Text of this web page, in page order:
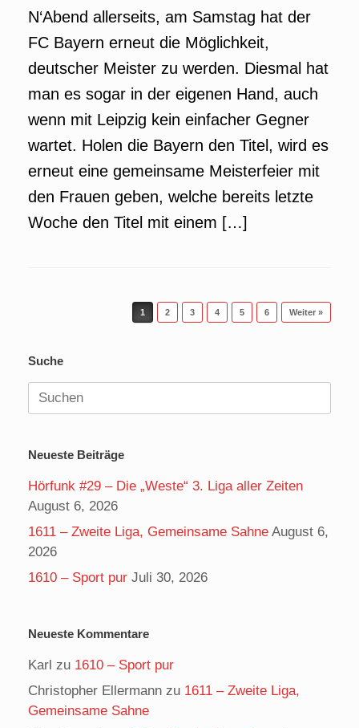
N‘Abend allerseits, am Samstag hat der
FC Bayern erneut die Möglichkeit,
deutscher Meister zu werden. Diesmal hat
man es sogar in der eigenen Hand, auch
wenn mit Leipzig kein einfacher Gegner
wartet. Holen die Bayern den Titel, wird es
erneut eine gemeinsame Meisterfeier mit
den Frauen geben, welche bereits letzte
Woche den Titel mit einem […]
1 2 3 4 5 6 Weiter »
Suche
Suchen
nach:
Neueste Beiträge
Hörfunk #29 – Die „Weste“ 3. Liga aller Zeiten
August 6, 2026
1611 – Zweite Liga, Gemeinsame Sahne August 6,
2026
1610 – Sport pur Juli 30, 2026
Neueste Kommentare
Karl zu 1610 – Sport pur
Christopher Ellermann zu 1611 – Zweite Liga,
Gemeinsame Sahne